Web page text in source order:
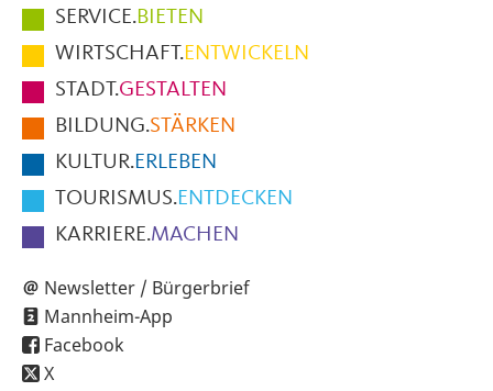
Hauptmenüpunkte
im
Fußbereich
der
Seite
SERVICE.BIETEN
WIRTSCHAFT.ENTWICKELN
STADT.GESTALTEN
BILDUNG.STÄRKEN
KULTUR.ERLEBEN
TOURISMUS.ENTDECKEN
KARRIERE.MACHEN
Newsletter / Bürgerbrief
Mannheim-App
Facebook
X